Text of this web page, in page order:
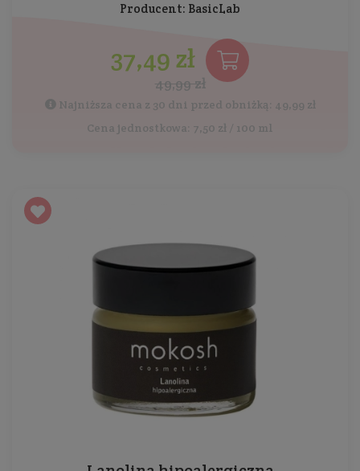
Producent: BasicLab
37,49 zł
49,99 zł
Najniższa cena z 30 dni przed obniżką: 49,99 zł
Cena jednostkowa: 7,50 zł / 100 ml